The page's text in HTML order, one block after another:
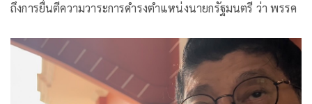
ถึงการยื่นตีความวาระการดำรงตำแหน่งนายกรัฐมนตรี ว่า พรรค